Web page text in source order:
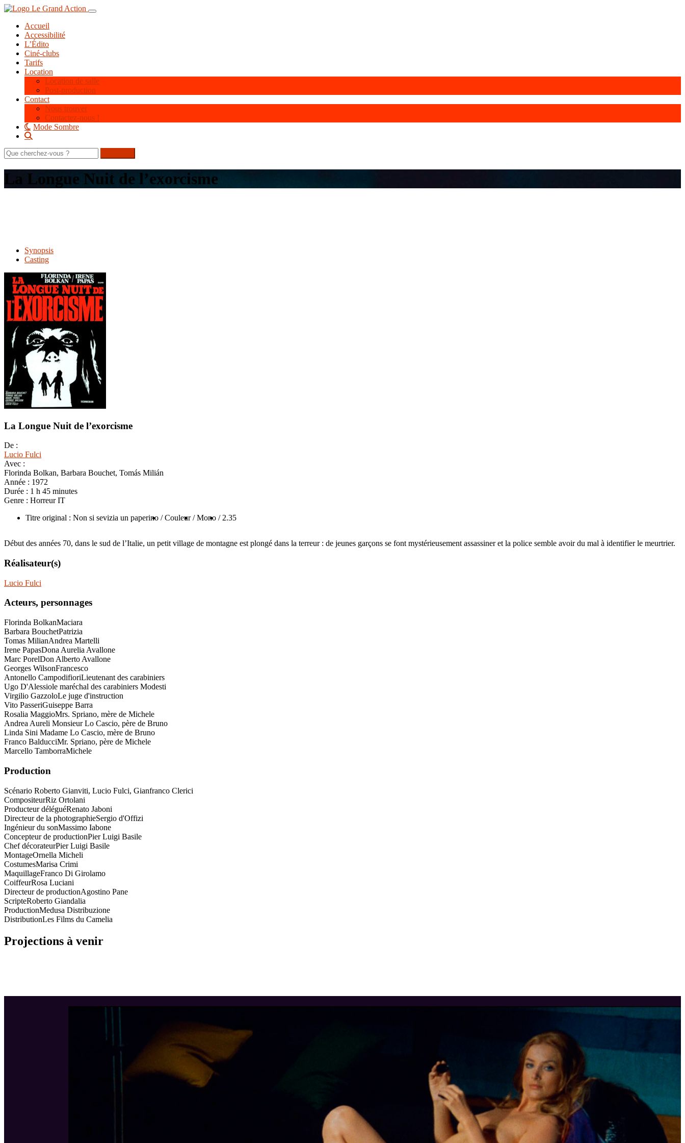
Aller
contenu
principal
Toggle navigation
Accueil
Accessibilité
L’Édito
Ciné-clubs
Tarifs
Location
Location de salle
Post-production
Contact
Nous trouver
Contactez-nous !
Mode Sombre
Rechercher
sur
le
site
La Longue Nuit de l’exorcisme
Synopsis
Casting
La Longue Nuit de l’exorcisme
De :
Lucio Fulci
Avec :
Florinda Bolkan, Barbara Bouchet, Tomás Milián
Année : 1972
Durée : 1 h 45 minutes
Genre : Horreur IT
Titre original : Non si sevizia un paperino / Couleur / Mono / 2.35
Début des années 70, dans le sud de l’Italie, un petit village de montagne est plongé dans la terreur : de jeunes garçons se font mystérieusement assassiner et la police semble avoir du mal à identifier le meurtrier.
Réalisateur(s)
Lucio Fulci
Acteurs, personnages
Florinda BolkanMaciara
Barbara BouchetPatrizia
Tomas MilianAndrea Martelli
Irene PapasDona Aurelia Avallone
Marc PorelDon Alberto Avallone
Georges WilsonFrancesco
Antonello CampodifioriLieutenant des carabiniers
Ugo D'Alessiole maréchal des carabiniers Modesti
Virgilio GazzoloLe juge d'instruction
Vito PasseriGuiseppe Barra
Rosalia MaggioMrs. Spriano, mère de Michele
Andrea Aureli Monsieur Lo Cascio, père de Bruno
Linda Sini Madame Lo Cascio, mère de Bruno
Franco BalducciMr. Spriano, père de Michele
Marcello TamborraMichele
Production
Scénario Roberto Gianviti, Lucio Fulci, Gianfranco Clerici
CompositeurRiz Ortolani
Producteur déléguéRenato Jaboni
Directeur de la photographieSergio d'Offizi
Ingénieur du sonMassimo Iabone
Concepteur de productionPier Luigi Basile
Chef décorateurPier Luigi Basile
MontageOrnella Micheli
CostumesMarisa Crimi
MaquillageFranco Di Girolamo
CoiffeurRosa Luciani
Directeur de productionAgostino Pane
ScripteRoberto Giandalia
ProductionMedusa Distribuzione
DistributionLes Films du Camelia
Projections à venir